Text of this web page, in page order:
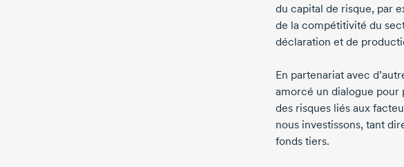
du capital de risque, par
de la compétitivité du
déclaration et de
En partenariat avec
amorcé un dialogue pour
des risques liés aux
nous investissons, tant
fonds tiers.